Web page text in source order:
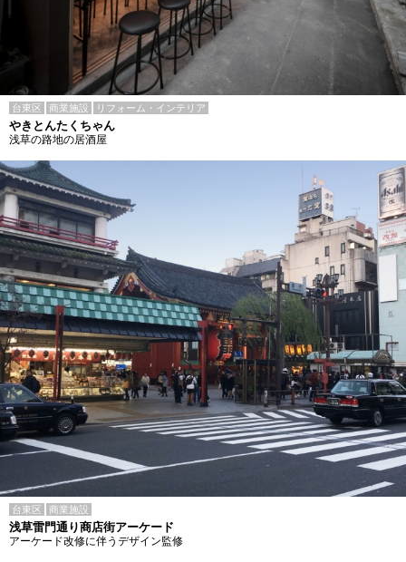
台東区 商業施設 リフォーム・インテリア
やきとんたくちゃん
浅草の路地の居酒屋
台東区 商業施設
浅草雷門通り商店街アーケード
アーケード改修に伴うデザイン監修